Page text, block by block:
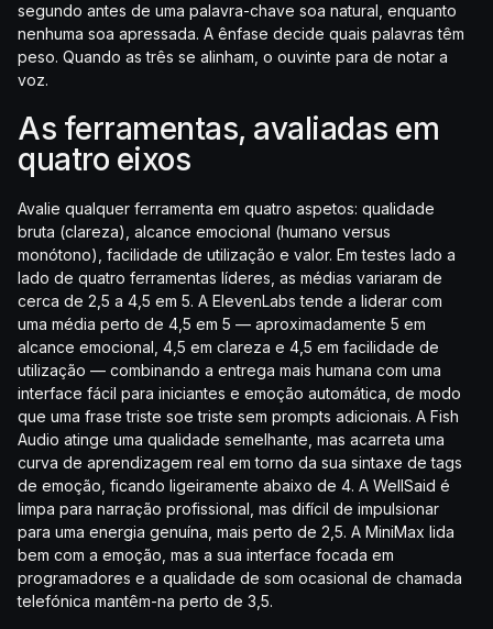
segundo antes de uma palavra-chave soa natural, enquanto
nenhuma soa apressada. A ênfase decide quais palavras têm
peso. Quando as três se alinham, o ouvinte para de notar a
voz.
As ferramentas, avaliadas em
quatro eixos
Avalie qualquer ferramenta em quatro aspetos: qualidade
bruta (clareza), alcance emocional (humano versus
monótono), facilidade de utilização e valor. Em testes lado a
lado de quatro ferramentas líderes, as médias variaram de
cerca de 2,5 a 4,5 em 5. A ElevenLabs tende a liderar com
uma média perto de 4,5 em 5 — aproximadamente 5 em
alcance emocional, 4,5 em clareza e 4,5 em facilidade de
utilização — combinando a entrega mais humana com uma
interface fácil para iniciantes e emoção automática, de modo
que uma frase triste soe triste sem prompts adicionais. A Fish
Audio atinge uma qualidade semelhante, mas acarreta uma
curva de aprendizagem real em torno da sua sintaxe de tags
de emoção, ficando ligeiramente abaixo de 4. A WellSaid é
limpa para narração profissional, mas difícil de impulsionar
para uma energia genuína, mais perto de 2,5. A MiniMax lida
bem com a emoção, mas a sua interface focada em
programadores e a qualidade de som ocasional de chamada
telefónica mantêm-na perto de 3,5.